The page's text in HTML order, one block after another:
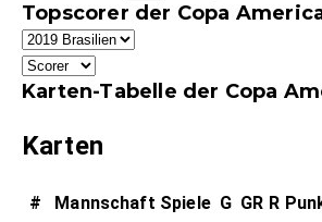
Topscorer der Copa
Karten-Tabelle der Copa
Karten
# Mannschaft Spiele G GR R